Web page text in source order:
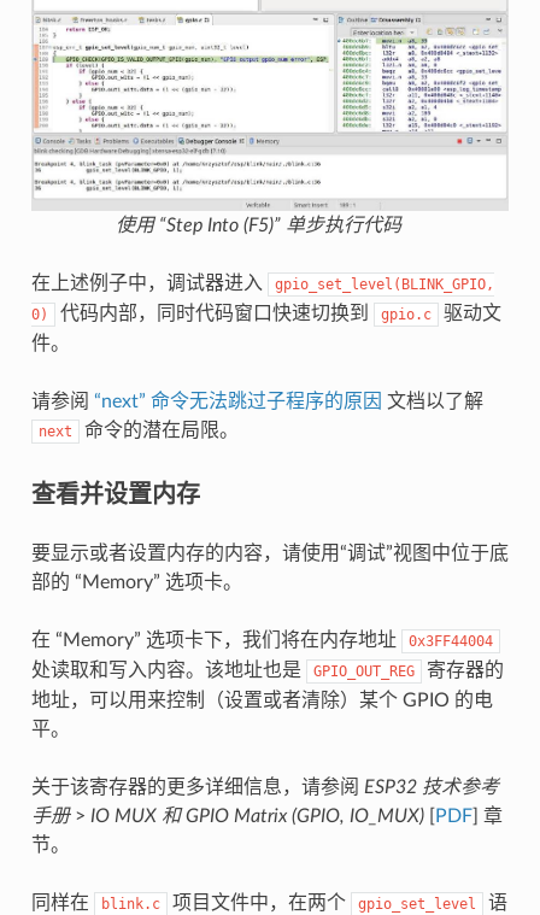
使用 “Step Into (F5)” 单步执行代码
在上述例子中，调试器进入
gpio_set_level(BLINK_GPIO,
0)
代码内部，同时代码窗口快速切换到 gpio.c
驱动文
件。
请参阅 “next” 命令无法跳过子程序的原因 文档以了解
next 命令的潜在局限。
查看并设置内存
要显示或者设置内存的内容，请使用“调试”视图中位于底
部的 “Memory” 选项卡。
在 “Memory” 选项卡下，我们将在内存地址 0x3FF44004
处读取和写入内容。该地址也是 GPIO_OUT_REG
寄存器的
地址，可以用来控制（设置或者清除）某个 GPIO 的电
平。
关于该寄存器的更多详细信息，请参阅 ESP32 技术参考
手册> IO MUX 和 GPIO Matrix (GPIO, IO_MUX)[ PDF] 章
节。
同样在 blink.c 项目文件中，在两个 gpio_set_level
语